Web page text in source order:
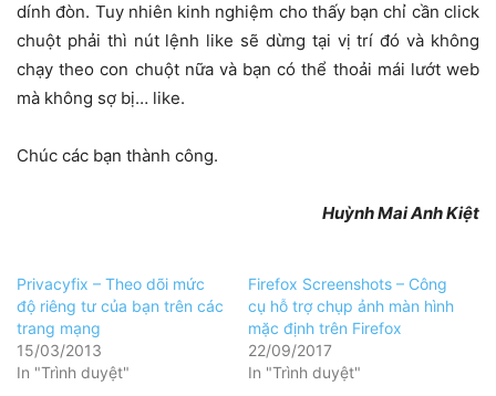
dính đòn. Tuy nhiên kinh nghiệm cho thấy bạn chỉ cần click
chuột phải thì nút lệnh like sẽ dừng tại vị trí đó và không
chạy theo con chuột nữa và bạn có thể thoải mái lướt web
mà không sợ bị… like.
Chúc các bạn thành công.
Huỳnh Mai Anh Kiệt
Privacyfix – Theo dõi mức
độ riêng tư của bạn trên các
trang mạng
15/03/2013
In "Trình duyệt"
Firefox Screenshots – Công
cụ hỗ trợ chụp ảnh màn hình
mặc định trên Firefox
22/09/2017
In "Trình duyệt"